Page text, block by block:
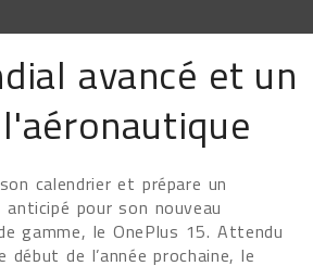
avancé et un
calendrier et prépare un
pour son nouveau
gamme, le OnePlus 15. Attendu
de l’année prochaine, le